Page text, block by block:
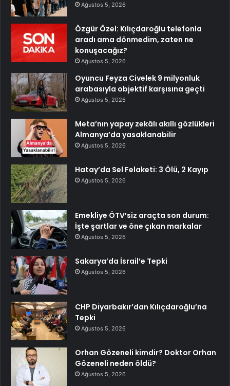
Ağustos 5, 2026
Özgür Özel: Kılıçdaroğlu telefonla
aradı ama dönmedim, zaten ne
konuşacağız?
Ağustos 5, 2026
Oyuncu Feyza Civelek 9 milyonluk
arabasıyla objektif karşısına geçti
Ağustos 5, 2026
Meta’nın yapay zekâlı akıllı gözlükleri
Almanya’da yasaklanabilir
Ağustos 5, 2026
Hatay’da Sel Felaketi: 3 Ölü, 2 Kayıp
Ağustos 5, 2026
Emekliye ÖTV’siz araçta son durum:
İşte şartlar ve öne çıkan markalar
Ağustos 5, 2026
Sakarya’da İsrail’e Tepki
Ağustos 5, 2026
CHP Diyarbakır’dan Kılıçdaroğlu’na
Tepki
Ağustos 5, 2026
Orhan Gözeneli kimdir? Doktor Orhan
Gözeneli neden öldü?
Ağustos 5, 2026